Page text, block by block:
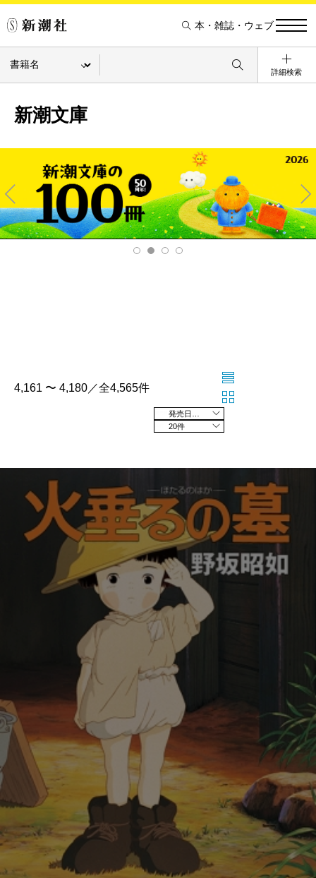
本・雑誌・ウェブ
詳細検索
新潮文庫
Pre
v
Ne
xt
4,161 〜 4,180／全4,565件
20件